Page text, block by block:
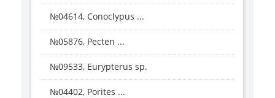
№04614, Conoclypus ...
№05876, Pecten ...
№09533, Eurypterus sp.
№04402, Porites ...